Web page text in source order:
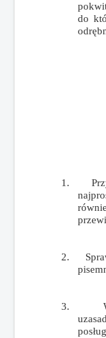
do
1.
2.
3.